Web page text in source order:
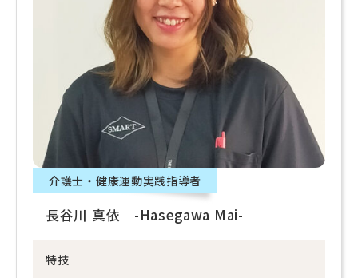
介護士・健康運動実践指導者
長谷川 真依 -Hasegawa Mai-
特技